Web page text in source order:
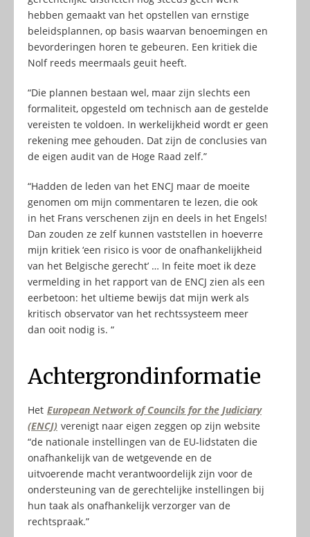
hebben gemaakt van het opstellen van ernstige
beleidsplannen, op basis waarvan benoemingen en
bevorderingen horen te gebeuren. Een kritiek die
Nolf reeds meermaals geuit heeft.
“Die plannen bestaan wel, maar zijn slechts een
formaliteit, opgesteld om technisch aan de gestelde
vereisten te voldoen. In werkelijkheid wordt er geen
rekening mee gehouden. Dat zijn de conclusies van
de eigen audit van de Hoge Raad zelf.”
“Hadden de leden van het ENCJ maar de moeite
genomen om mijn commentaren te lezen, die ook
in het Frans verschenen zijn en deels in het Engels!
Dan zouden ze zelf kunnen vaststellen in hoeverre
mijn kritiek ‘een risico is voor de onafhankelijkheid
van het Belgische gerecht’ … In feite moet ik deze
vermelding in het rapport van de ENCJ zien als een
eerbetoon: het ultieme bewijs dat mijn werk als
kritisch observator van het rechtssysteem meer
dan ooit nodig is. “
Achtergrondinformatie
Het European Network of Councils for the Judiciary
(ENCJ) verenigt naar eigen zeggen op zijn website
“de nationale instellingen van de EU-lidstaten die
onafhankelijk van de wetgevende en de
uitvoerende macht verantwoordelijk zijn voor de
ondersteuning van de gerechtelijke instellingen bij
hun taak als onafhankelijk verzorger van de
rechtspraak.”